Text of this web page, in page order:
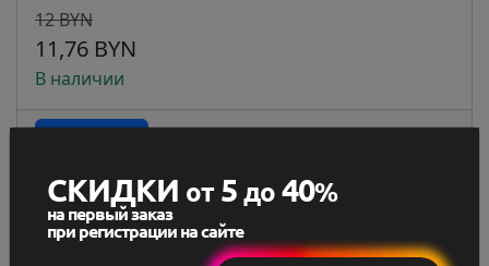
12 BYN
11,76 BYN
В наличии
СКИДКИ от5до40%
на первый заказ
при регистрации на сайте